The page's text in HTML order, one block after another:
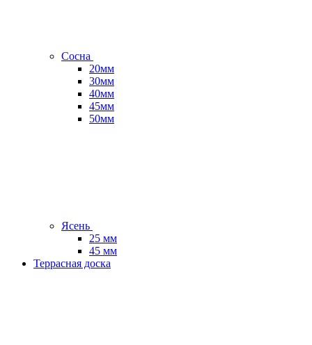
Сосна
20мм
30мм
40мм
45мм
50мм
Ясень
25 мм
45 мм
Террасная доска